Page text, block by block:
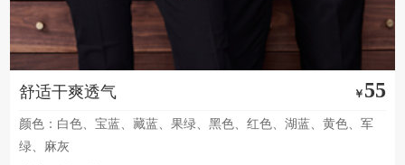
舒适干爽透气 ￥ 55
颜色：白色、宝蓝、藏蓝、果绿、黑色、红色、湖蓝、黄色、军
绿、麻灰